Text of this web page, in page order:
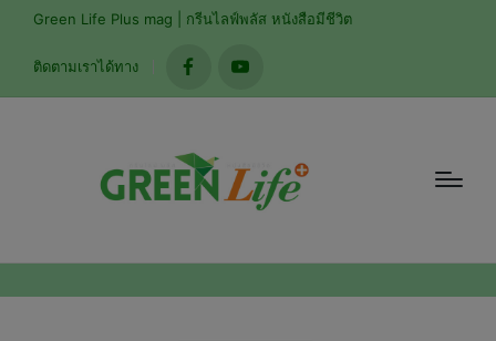
Green Life Plus mag | กรีนไลฟ์พลัส หนังสือมีชีวิต
ติดตามเราได้ทาง
facebookyoutube
modal-check